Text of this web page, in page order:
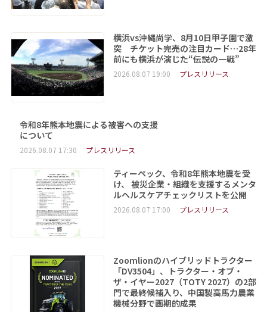
横浜vs沖縄尚学、8月10日甲子園で激
突 チケット完売の注目カード…28年
前にも横浜が演じた“伝説の一戦”
2026.08.07 19:00 プレスリリース
令和8年熊本地震による被害への支援
について
2026.08.07 17:30 プレスリリース
ティーペック、令和8年熊本地震を受
け、 被災企業・組織を支援するメンタ
ルヘルスケアチェックリストを公開
2026.08.07 17:00 プレスリリース
Zoomlionのハイブリッドトラクター
「DV3504」、トラクター・オブ・
ザ・イヤー2027（TOTY 2027）の2部
門で最終候補入り、中国製高馬力農業
機械分野で画期的成果